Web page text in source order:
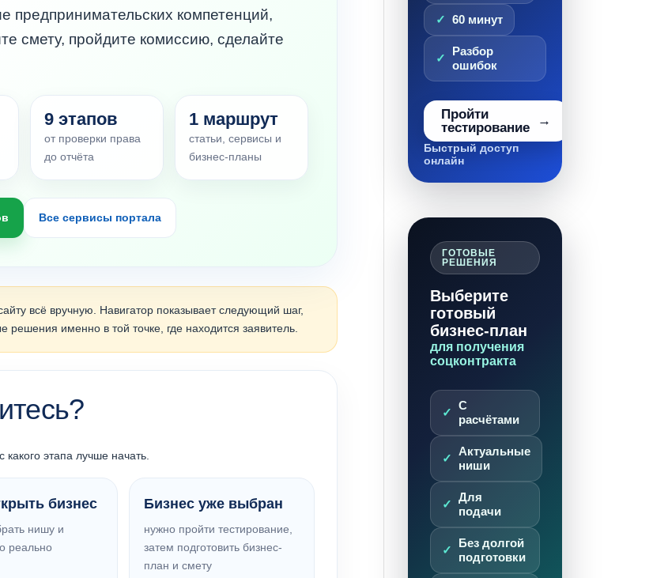
предпринимательских компетенций,
смету, пройдите комиссию, сделайте
9 этапов
от проверки права
до отчёта
1 маршрут
статьи, сервисы и
бизнес-планы
Все сервисы портала
всё вручную. Навигатор показывает следующий шаг,
именно в той точке, где находится заявитель.
этапа лучше начать.
бизнес
нишу и
реально
Бизнес уже выбран
нужно пройти тестирование,
затем подготовить бизнес-
план и смету
60 минут
Разбор
ошибок
Пройти
тестирование
Быстрый доступ
онлайн
ГОТОВЫЕ
РЕШЕНИЯ
Выберите
готовый
бизнес-план
для получения
соцконтракта
С
расчётами
Актуальные
ниши
Для
подачи
Без долгой
подготовки